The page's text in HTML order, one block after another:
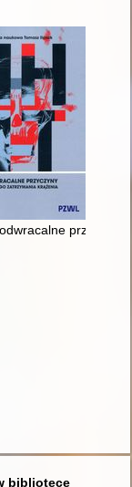
zagadnieniaprzyczyny
bibliotece